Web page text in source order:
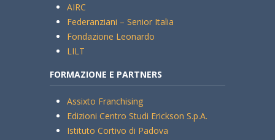
AIRC
Federanziani – Senior Italia
Fondazione Leonardo
LILT
FORMAZIONE E PARTNERS
Assixto Franchising
Edizioni Centro Studi Erickson S.p.A.
Istituto Cortivo di Padova